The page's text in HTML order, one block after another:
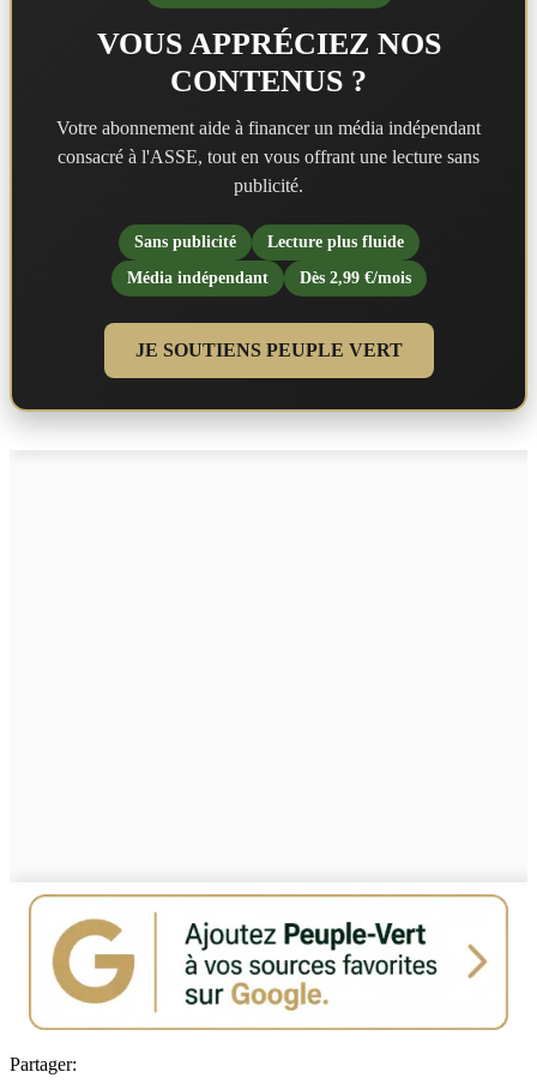
VOUS APPRÉCIEZ NOS
CONTENUS ?
Votre abonnement aide à financer un média indépendant
consacré à l'ASSE, tout en vous offrant une lecture sans
publicité.
Sans publicité
Lecture plus fluide
Média indépendant
Dès 2,99 €/mois
JE SOUTIENS PEUPLE VERT
Partager: